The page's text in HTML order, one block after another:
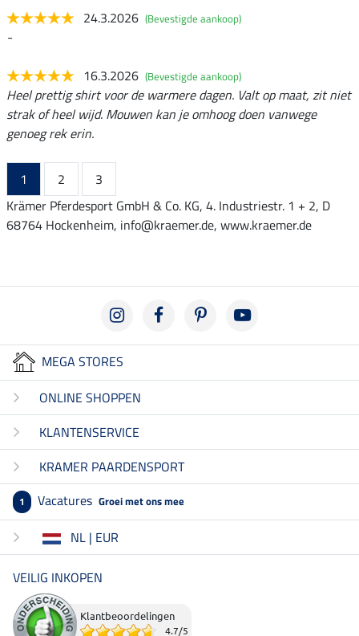
24.3.2026 (Bevestigde aankoop)
-
16.3.2026 (Bevestigde aankoop)
Heel prettig shirt voor de warmere dagen. Valt op maat, zit niet
strak of heel wijd. Mouwen kan je omhoog doen vanwege
genoeg rek erin.
1 2
3
Krämer Pferdesport GmbH & Co. KG, 4. Industriestr. 1 + 2, D
68764 Hockenheim, info@kraemer.de, www.kraemer.de
MEGA STORES
ONLINE SHOPPEN
KLANTENSERVICE
KRAMER PAARDENSPORT
1 Vacatures Groei met ons mee
NL | EUR
VEILIG INKOPEN
Klantbeoordelingen
4.7/5